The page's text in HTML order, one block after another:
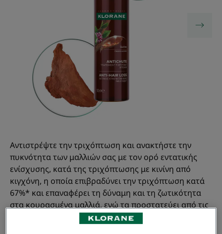
Αντιστρέψτε την τριχόπτωση και ανακτήστε την
πυκνότητα των μαλλιών σας με τον ορό εντατικής
ενίσχυσης, κατά της τριχόπτωσης με κινίνη από
κιγχόνη, η οποία επιβραδύνει την τριχόπτωση κατά
67%* και επαναφέρει τη δύναμη και τη ζωτικότητα
στα κουρασμένα μαλλιά, ενώ τα προστατεύει από τις
επιβλαβείς επιδράσεις που σχετίζονται με το στρες.